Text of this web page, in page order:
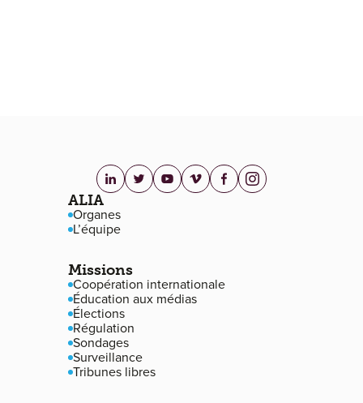
linkedin.com
twitter.com
youtube.com
vimeo.com
facebook.com
instagram.com
Navigation de pied de page
ALIA
Organes
L’équipe
Missions
Coopération internationale
Éducation aux médias
Élections
Régulation
Sondages
Surveillance
Tribunes libres